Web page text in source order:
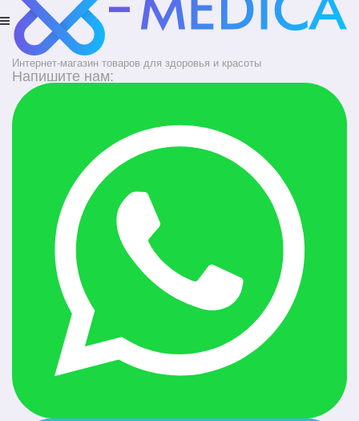
Интернет-магазин товаров для здоровья и красоты
Напишите нам: